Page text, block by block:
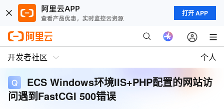
打开 APP
开发者社区 个人
ECS Windows环境IIS+PHP配置的网站访
问遇到FastCGI 500错误